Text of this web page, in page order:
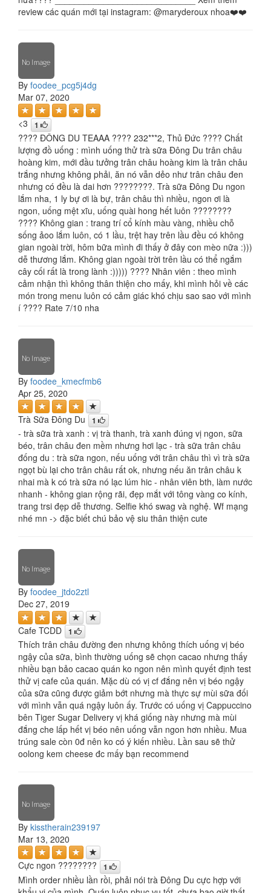
review các quán mới tại instagram: @maryderoux nhoa❤️❤️
By foodee_pcg5j4dg
Mar 07, 2020
<3 1
???? ĐÔNG DU TEAAA ???? 232***2, Thủ Đức ???? Chất
lượng đồ uống : mình uống thử trà sữa Đông Du trân châu
hoàng kim, mới đầu tưởng trân châu hoàng kim là trân châu
trắng nhưng không phải, ăn nó vẫn dẻo như trân châu đen
nhưng có đều là dai hơn ????????. Trà sữa Đông Du ngon
lắm nha, 1 ly bự ơi là bự, trân châu thì nhiều, ngon ơi là
ngon, uống mệt xĩu, uống quài hong hết luôn ????????
???? Không gian : trang trí cổ kính màu vàng, nhiều chỗ
sống ảoo lắm luôn, có 1 lầu, trệt hay trên lầu đều có không
gian ngoài trời, hôm bữa mình đi thấy ở đây con mèo nữa :)))
dễ thương lắm. Không gian ngoài trời trên lầu có thể ngắm
cây cối rất là trong lành :))))) ???? Nhân viên : theo mình
cảm nhận thì không thân thiện cho mấy, khi mình hỏi về các
món trong menu luôn có cảm giác khó chịu sao sao với mình
í ???? Rate 7/10 nha
By foodee_kmecfmb6
Apr 25, 2020
Trà Sữa Đông Du 1
- trà sữa trà xanh : vị trà thanh, trà xanh đúng vị ngon, sữa
béo, trân châu đen mềm nhưng hơi lạc - trà sữa trân châu
đống du : trà sữa ngon, nếu uống với trân châu thì vì trà sữa
ngọt bù lại cho trân châu rất ok, nhưng nếu ăn trân châu k
nhai mà k có trà sữa nó lạc lúm hic - nhân viên bth, làm nước
nhanh - không gian rộng rãi, đẹp mắt với tông vàng co kính,
trang trsi đẹp dễ thương. Selfie khó swag và nghệ. Wf mạng
nhé mn -> đặc biết chú bảo vệ siu thân thiện cute
By foodee_jtdo2ztl
Dec 27, 2019
Cafe TCDD 1
Thích trân châu đường đen nhưng không thích uống vị béo
ngậy của sữa, bình thường uống sẽ chọn cacao nhưng thấy
nhiều bạn bảo cacao quán ko ngon nên mình quyết định test
thử vị cafe của quán. Mặc dù có vị cf đắng nên vị béo ngậy
của sữa cũng được giảm bớt nhưng mà thực sự mùi sữa đối
với mình vẫn quá ngậy luôn ấy. Trước có uống vị Cappuccino
bên Tiger Sugar Delivery vị khá giống này nhưng mà mùi
đắng che lấp hết vị béo nên uống vẫn ngon hơn nhiều. Mua
trúng sale còn 0đ nên ko có ý kiến nhiều. Lần sau sẽ thử
oolong kem cheese đc mấy bạn recommend
By kisstherain239197
Mar 13, 2020
Cực ngon ???????? 1
Mình order nhiều lần rồi, phải nói trà Đông Du cực hợp với